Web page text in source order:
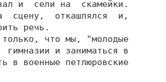
и  сели на  скамейки.
сцену,  откашлялся  и,
речь.
что мы, "молодые
и заниматься в
в военные петлюровские